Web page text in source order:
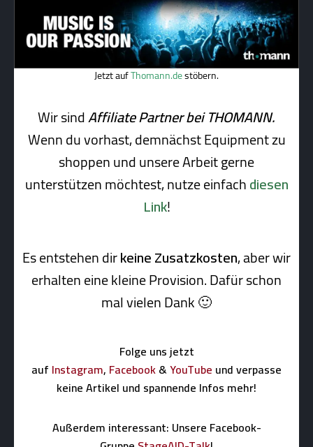
Jetzt aufThomann.destöbern.
Wir sindAffiliate Partner bei THOMANN.
Wenn du vorhast, demnächst Equipment zu
shoppen und unsere Arbeit gerne
unterstützen möchtest, nutze einfachdiesen
Link!
Es entstehen dirkeine Zusatzkosten, aber wir
erhalten eine kleine Pro­vi­sion. Dafür schon
mal vielen Dank 🙂
Folge uns jetzt
auf Instagram, Facebook&YouTube und verpasse
keine Artikel und spannende Infos mehr!
Außerdem interessant: Unsere Facebook-